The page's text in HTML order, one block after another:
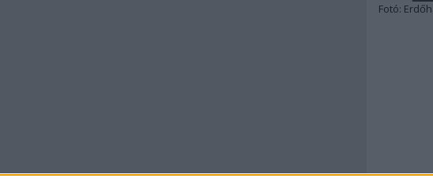
Fotó: